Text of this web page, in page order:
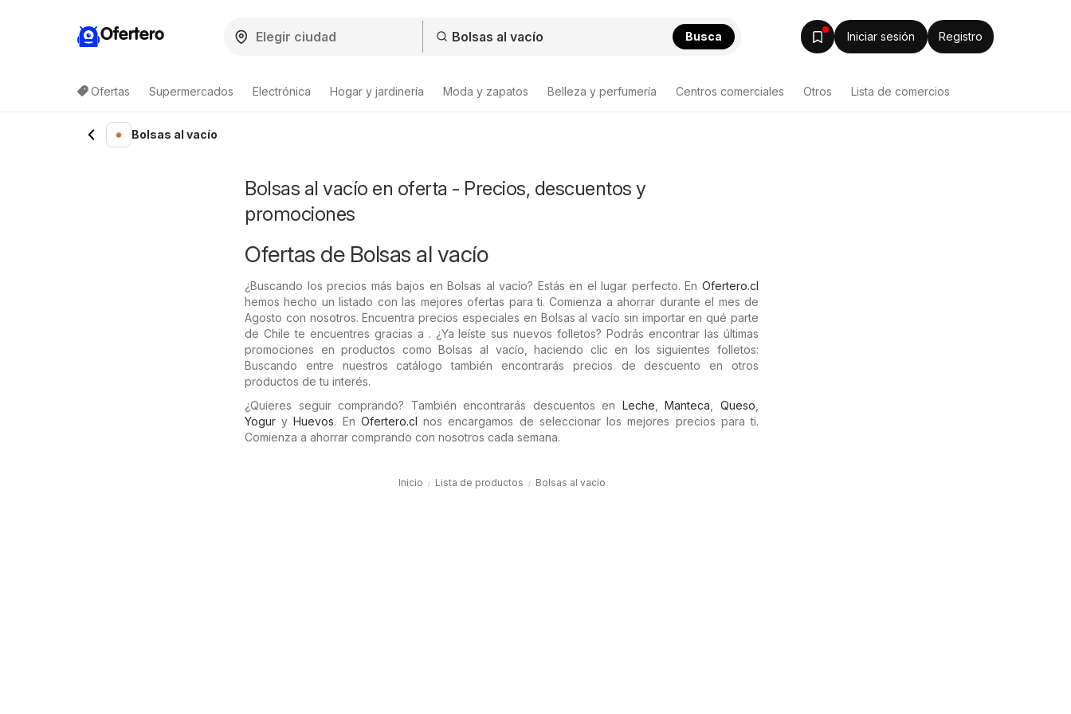
Ofertero Busca Iniciar sesión Registro
Ofertas Supermercados Electrónica Hogar y jardinería Moda y zapatos Belleza y perfumería Centros comerciales Otros Lista de comercios
Lista de productosBolsas al vacío
Bolsas al vacío en oferta - Precios, descuentos y
promociones
Ofertas de Bolsas al vacío
¿Buscando los precios más bajos en Bolsas al vacío? Estás en el lugar perfecto. En Ofertero.cl
hemos hecho un listado con las mejores ofertas para ti. Comienza a ahorrar durante el mes de
Agosto con nosotros. Encuentra precios especiales en Bolsas al vacío sin importar en qué parte
de Chile te encuentres gracias a . ¿Ya leíste sus nuevos folletos? Podrás encontrar las últimas
promociones en productos como Bolsas al vacío, haciendo clic en los siguientes folletos:
Buscando entre nuestros catálogo también encontrarás precios de descuento en otros
productos de tu interés.
¿Quieres seguir comprando? También encontrarás descuentos en Leche ,Manteca ,Queso
Yogur yHuevos. En Ofertero.cl nos encargamos de seleccionar los mejores precios para ti.
Comienza a ahorrar comprando con nosotros cada semana.
Inicio Lista de productos Bolsas al vacío